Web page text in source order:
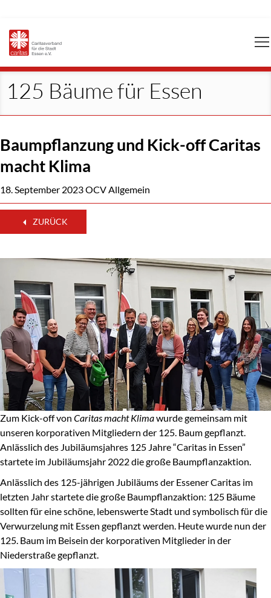
125 Bäume für Essen
Baumpflanzung und Kick-off Caritas
macht Klima
18. September 2023OCV Allgemein
ZURÜCK
Zum Kick-off von Caritas macht Klimawurde gemeinsam mit
unseren korporativen Mitgliedern der 125. Baum gepflanzt.
Anlässlich des Jubiläumsjahres 125 Jahre “Caritas in Essen”
startete im Jubiläumsjahr 2022 die große Baumpflanzaktion.
Anlässlich des 125-jährigen Jubiläums der Essener Caritas im
letzten Jahr startete die große Baumpflanzaktion: 125 Bäume
sollten für eine schöne, lebenswerte Stadt und symbolisch für die
Verwurzelung mit Essen gepflanzt werden. Heute wurde nun der
125. Baum im Beisein der korporativen Mitglieder in der
Niederstraße gepflanzt.